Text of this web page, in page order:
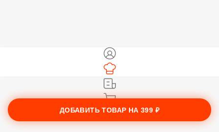
ДОБАВИТЬ ТОВАР НА399 ₽